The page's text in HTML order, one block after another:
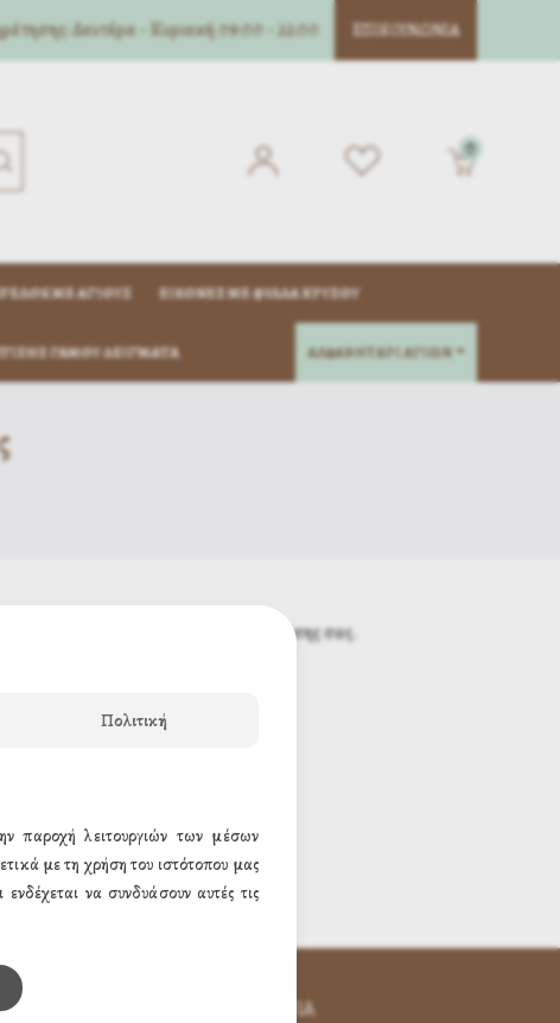
Δευτέρα - Κυριακή 09:00 - 22:00 ΕΠΙΚΟΙΝΩΝΊΑ
0
ΜΈ ΑΓΊΟΥΣ ΕΙΚΌΝΕΣ ΜΕ ΦΎΛΛΑ ΧΡΥΣΟΎ
ΓΆΜΟΥ ΔΕΊΓΜΑΤΑ ΑΛΦΑΒΗΤΑΡΙ ΑΓΙΩΝ
θα περιέχει τον κωδικό πρόσβασης σας.
ΕΠΙΚΟΙΝΩΝΊΑ
Πολιτική
παροχή λειτουργιών των μέσων
με τη χρήση του ιστότοπου μας
να συνδυάσουν αυτές τις